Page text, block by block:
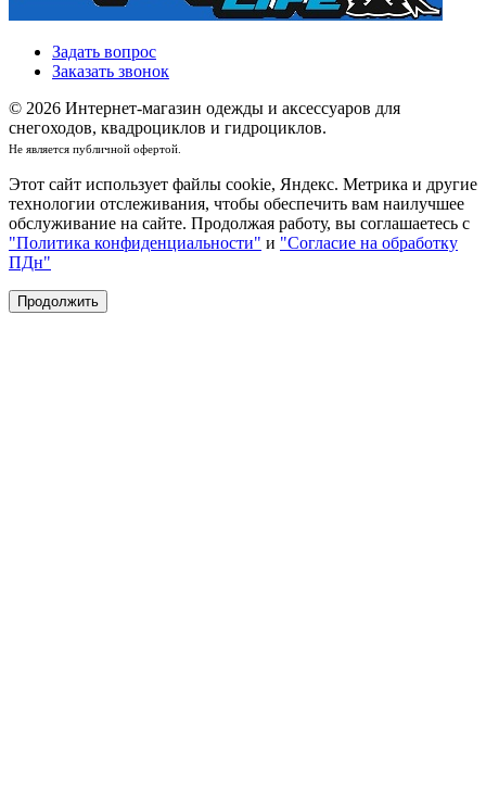
Задать вопрос
Заказать звонок
© 2026 Интернет-магазин одежды и аксессуаров для
снегоходов, квадроциклов и гидроциклов.
Не является публичной офертой.
Этот сайт использует файлы cookie, Яндекс. Метрика и другие
технологии отслеживания, чтобы обеспечить вам наилучшее
обслуживание на сайте. Продолжая работу, вы соглашаетесь с
"Политика конфиденциальности" и "Согласие на обработку
ПДн"
Продолжить